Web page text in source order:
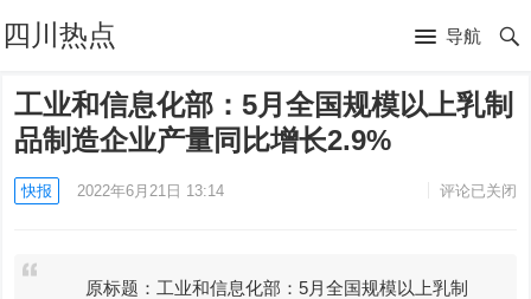
四川热点 导航
工业和信息化部：5月全国规模以上乳制
品制造企业产量同比增长2.9%
快报 2022年6月21日 13:14 评论已关闭
原标题：工业和信息化部：5月全国规模以上乳制